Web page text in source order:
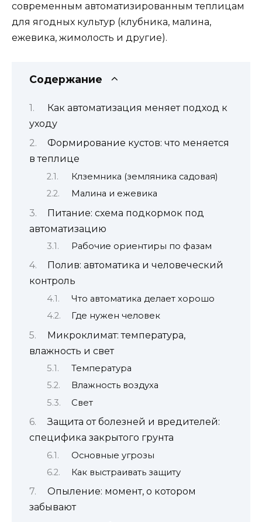
современным автоматизированным теплицам
для ягодных культур (клубника, малина,
ежевика, жимолость и другие).
Содержание
Как автоматизация меняет подход к
уходу
Формирование кустов: что меняется
в теплице
Клземника (земляника садовая)
Малина и ежевика
Питание: схема подкормок под
автоматизацию
Рабочие ориентиры по фазам
Полив: автоматика и человеческий
контроль
Что автоматика делает хорошо
Где нужен человек
Микроклимат: температура,
влажность и свет
Температура
Влажность воздуха
Свет
Защита от болезней и вредителей:
специфика закрытого грунта
Основные угрозы
Как выстраивать защиту
Опыление: момент, о котором
забывают